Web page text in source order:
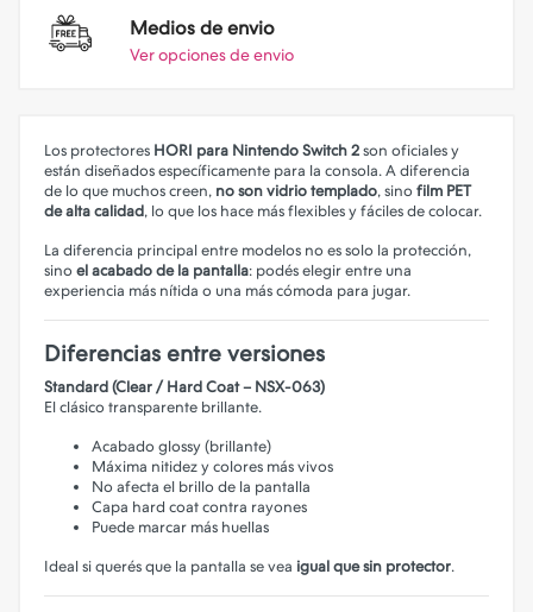
Medios de envio
Ver opciones de envio
Los protectores HORI para Nintendo Switch 2 son oficiales y
están diseñados específicamente para la consola. A diferencia
de lo que muchos creen, no son vidrio templado, sino film PET
de alta calidad, lo que los hace más flexibles y fáciles de colocar.
La diferencia principal entre modelos no es solo la protección,
sino el acabado de la pantalla: podés elegir entre una
experiencia más nítida o una más cómoda para jugar.
Diferencias entre versiones
Standard (Clear / Hard Coat – NSX-063)
El clásico transparente brillante.
Acabado glossy (brillante)
Máxima nitidez y colores más vivos
No afecta el brillo de la pantalla
Capa hard coat contra rayones
Puede marcar más huellas
Ideal si querés que la pantalla se vea igual que sin protector.